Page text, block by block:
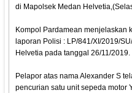
di Mapolsek Medan
Kompol Pardamean menjelaskan
laporan Polisi : LP/841/XI/2019/
Helvetia pada tanggal 26/11/2019.
Pelapor atas nama Alexander S
pencurian satu unit sepeda motor